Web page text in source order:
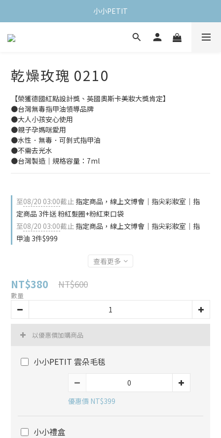
小小PETIT
乾燥玫瑰 0210
【榮獲德國紅點設計獎、英國奧斯卡美妝大獎肯定】
●台灣無毒指甲油領導品牌
●大人小孩安心使用
●親子孕媽咪愛用
●水性．無毒．可剝式指甲油
●不需去光水
●台灣製造｜規格容量：7ml
至08/20 03:00截止 指定商品，線上文博會｜指尖彩妝室｜指
定商品 3件送 粉紅髮圈+粉紅束口袋
至08/20 03:00截止 指定商品，線上文博會｜指尖彩妝室｜指
甲油 3件$999
查看更多
NT$380 NT$600
數量
以優惠價加購商品
小小PETIT 雲朵毛毯
優惠價 NT$399
小小禮盒